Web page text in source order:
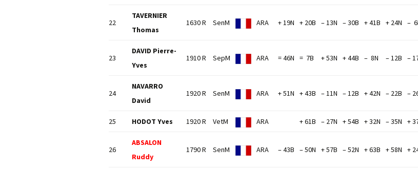
22
TAVERNIER
Thomas
1630 R SenM ARA + 19N + 20B – 13N – 30B + 41B + 24N –
23
DAVID Pierre-
Yves
1910 R SepM ARA = 46N = 7B + 53N + 44B – 8N – 12B –
24
NAVARRO
David
1920 R SenM ARA + 51N + 43B – 11N – 12B + 42N – 22B –
25 HODOT Yves 1920 R VetM ARA + 61B – 27N + 54B + 32N – 35N +
26
ABSALON
Ruddy
1790 R SenM ARA – 43B – 50N + 57B – 52N + 63B + 58N +